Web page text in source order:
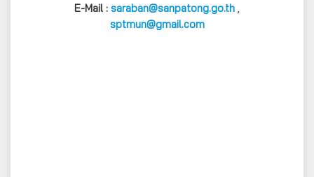
E-Mail : saraban@sanpatong.go.th ,
sptmun@gmail.com